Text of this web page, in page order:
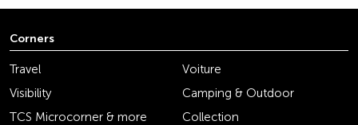
Corners
Travel
Voiture
Visibility
Camping & Outdoor
TCS Microcorner & more
Collection